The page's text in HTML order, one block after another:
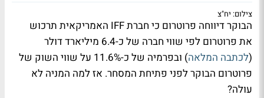
צילום: יח"צ
הבוקר דיווחה פרוטרום כי חברת IFF האמריקאית תרכוש
את פרוטרום לפי שווי חברה של כ-6.4 מיליארד דולר
(לכתבה המלאה
) ובפרמיה של כ-11.6% על שווי השוק של
פרוטרום הבוקר לפני פתיחת המסחר. אז למה המניה לא
עולה?